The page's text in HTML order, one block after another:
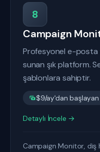
8
Campaign
Profesyonel e-posta
sunan şık platform.
şablonlara sahiptir.
$9/ay'dan
Detaylı İncele →
Campaign Monitor, diş